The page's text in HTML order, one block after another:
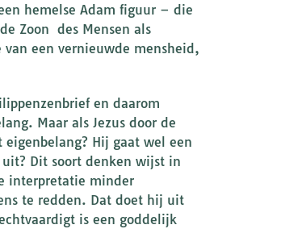
hemelse Adam figuur – die
Zoon des Mensen als
een vernieuwde mensheid,
en daarom
Maar als Jezus door de
Hij gaat wel een
Dit soort denken wijst in
interpretatie minder
te redden. Dat doet hij uit
is een goddelijk